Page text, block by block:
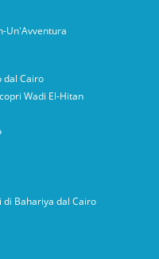
Un'Avventura
dal Cairo
Wadi El-Hitan
Bahariya dal Cairo